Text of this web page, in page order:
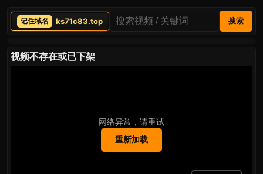
ks71c83.top 搜索
视频不存在或已下架
网络异常，请重试
重新加载